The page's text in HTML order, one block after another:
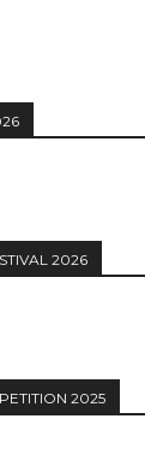
2026
2025